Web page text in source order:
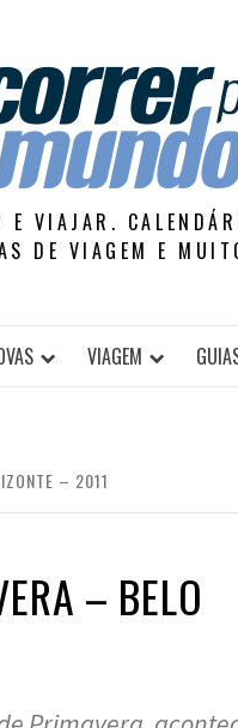
E VIAJAR.
DE VIAGEM E
VIAGEM
– 2011
– BELO